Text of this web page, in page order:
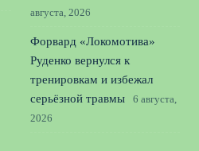
августа, 2026
Форвард «Локомотива»
Руденко вернулся к
тренировкам и избежал
серьёзной травмы
6 августа,
2026